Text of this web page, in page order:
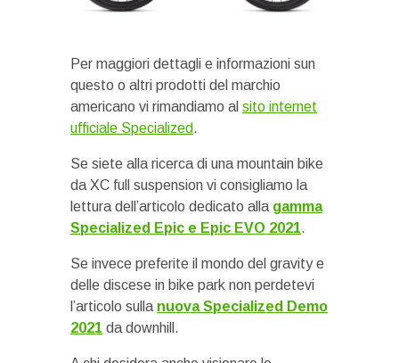
Per maggiori dettagli e informazioni sun
questo o altri prodotti del marchio
americano vi rimandiamo al sito internet
ufficiale Specialized.
Se siete alla ricerca di una mountain bike
da XC full suspension vi consigliamo la
lettura dell’articolo dedicato alla gamma
Specialized Epic e Epic EVO 2021.
Se invece preferite il mondo del gravity e
delle discese in bike park non perdetevi
l’articolo sulla nuova Specialized Demo
2021 da downhill.